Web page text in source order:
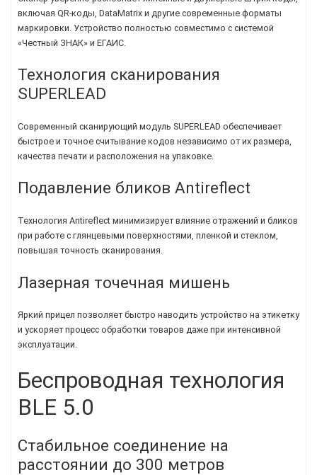
включая QR-коды, DataMatrix и другие современные форматы
маркировки. Устройство полностью совместимо с системой
«Честный ЗНАК» и ЕГАИС.
Технология сканирования
SUPERLEAD
Современный сканирующий модуль SUPERLEAD обеспечивает
быстрое и точное считывание кодов независимо от их размера,
качества печати и расположения на упаковке.
Подавление бликов Antireflect
Технология Antireflect минимизирует влияние отражений и бликов
при работе с глянцевыми поверхностями, пленкой и стеклом,
повышая точность сканирования.
Лазерная точечная мишень
Яркий прицел позволяет быстро наводить устройство на этикетку
и ускоряет процесс обработки товаров даже при интенсивной
эксплуатации.
Беспроводная технология
BLE 5.0
Стабильное соединение на
расстоянии до 300 метров